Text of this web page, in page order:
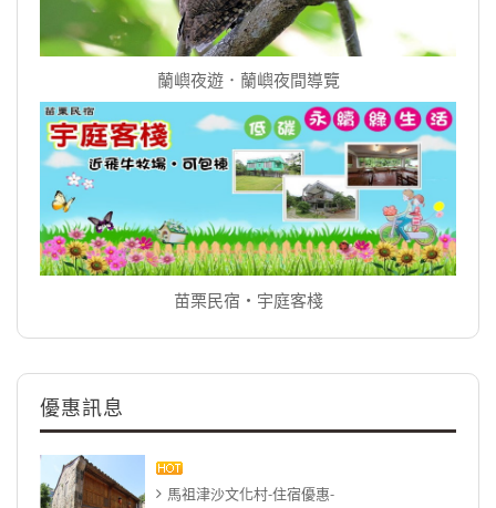
蘭嶼夜遊．蘭嶼夜間導覽
苗栗民宿‧宇庭客棧
優惠訊息
馬祖津沙文化村-住宿優惠-